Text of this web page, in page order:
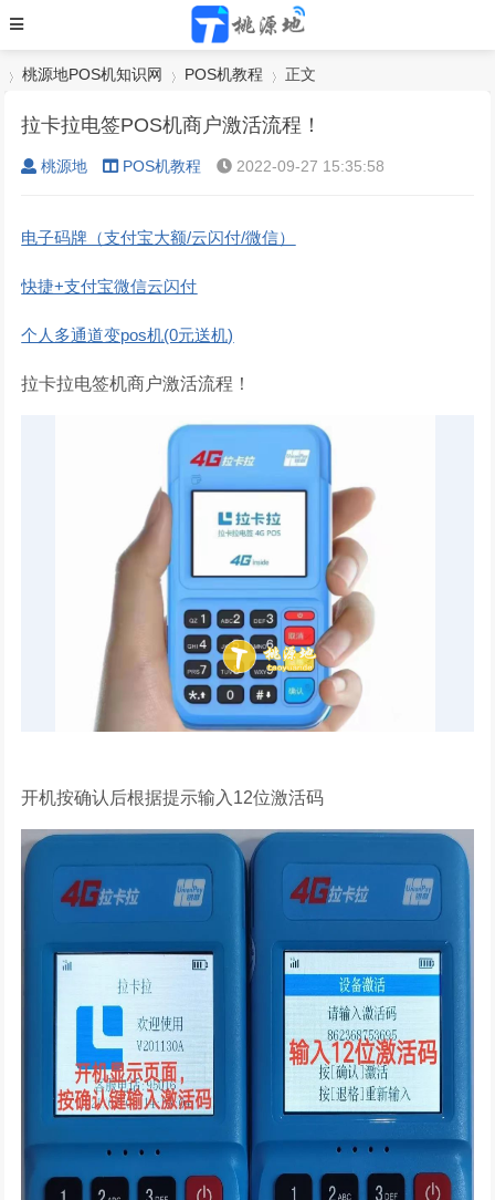
桃源地POS机知识网
›
POS机教程
›
正文
拉卡拉电签POS机商户激活流程！
桃源地 POS机教程 2022-09-27 15:35:58
电子码牌（支付宝大额/云闪付/微信）
快捷+支付宝微信云闪付
个人多通道变pos机(0元送机)
拉卡拉电签机商户激活流程！
开机按确认后根据提示输入12位激活码